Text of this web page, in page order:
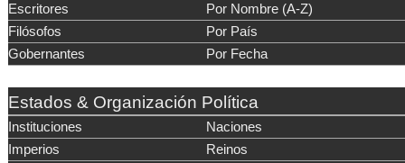
Escritores
Por Nombre (A-Z)
Filósofos
Por País
Gobernantes
Por Fecha
Estados & Organización Política
Instituciones
Naciones
Imperios
Reinos